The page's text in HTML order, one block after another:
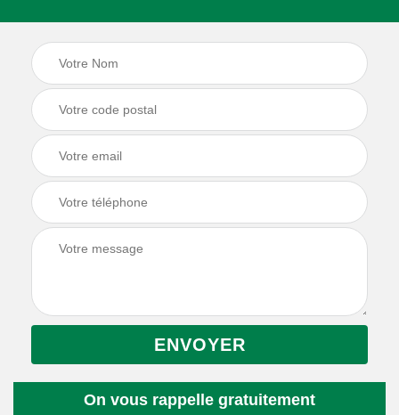
On vous rappelle gratuitement